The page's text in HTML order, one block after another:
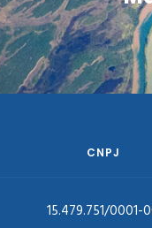
CNPJ
15.479.751/0001-